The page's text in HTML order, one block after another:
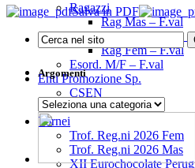
Ragazzi
Rag Mas – F.val
Rag Fem – F.val
Esord. M/F – F.val
Enti Promozione Sp.
CSEN
UISP
Tornei
Trof. Reg.ni 2026 Fem
Trof. Reg.ni 2026 Mas
XII Eurochocolate
Salva in PDF
Argomenti
Argomenti